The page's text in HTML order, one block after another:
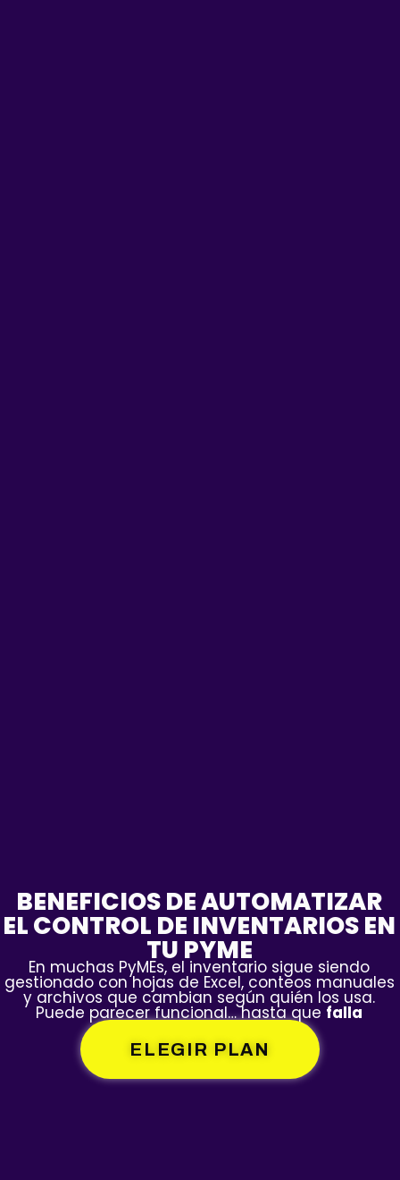
BENEFICIOS DE AUTOMATIZAR
EL CONTROL DE INVENTARIOS EN
TU PYME
En muchas PyMEs, el inventario sigue siendo
gestionado con hojas de Excel, conteos manuales
y archivos que cambian según quién los usa.
Puede parecer funcional… hasta que falla
ELEGIR PLAN